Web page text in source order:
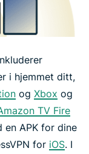
i hjemmet ditt,
og Xbox og
TV Fire
en APK for dine
for iOS. I